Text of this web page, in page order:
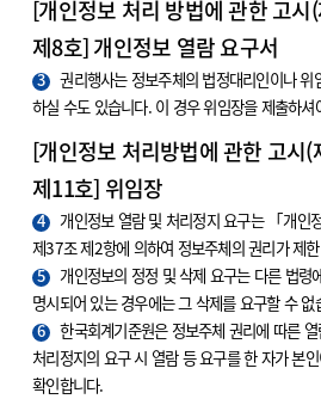
[개인정보 처리 방법에 관한 고시
제8호] 개인정보 열람 요구서
3
권리행사는 정보주체의 법정대리인이나 위
하실 수도 있습니다. 이 경우 위임장을 제출하셔
[개인정보 처리방법에 관한 고시(
제11호] 위임장
4
개인정보 열람 및 처리정지 요구는 「개인
제37조 제2항에 의하여 정보주체의 권리가 제
5
개인정보의 정정 및 삭제 요구는 다른 법령
명시되어 있는 경우에는 그 삭제를 요구할 수 없
6
한국회계기준원은 정보주체 권리에 따른
처리정지의 요구 시 열람 등 요구를 한 자가 본
확인합니다.